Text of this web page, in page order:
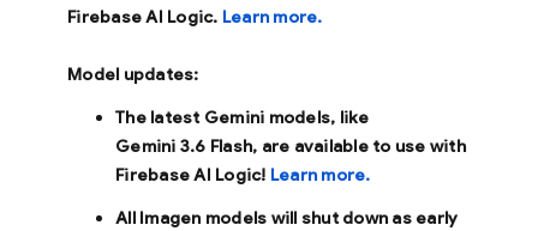
Firebase AI Logic. Learn more.
Model updates:
The latest Gemini models, like
Gemini 3.6 Flash, are available to use with
Firebase AI Logic! Learn more.
All Imagen models will shut down as early